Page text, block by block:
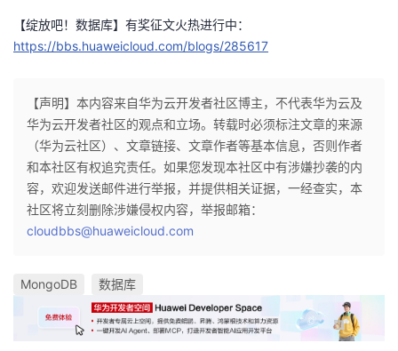
【绽放吧！数据库】有奖征文火热进行中：
https://bbs.huaweicloud.com/blogs/285617
【声明】本内容来自华为云开发者社区博主，不代表华为云及
华为云开发者社区的观点和立场。转载时必须标注文章的来源
（华为云社区）、文章链接、文章作者等基本信息，否则作者
和本社区有权追究责任。如果您发现本社区中有涉嫌抄袭的内
容，欢迎发送邮件进行举报，并提供相关证据，一经查实，本
社区将立刻删除涉嫌侵权内容，举报邮箱：
cloudbbs@huaweicloud.com
MongoDB 数据库